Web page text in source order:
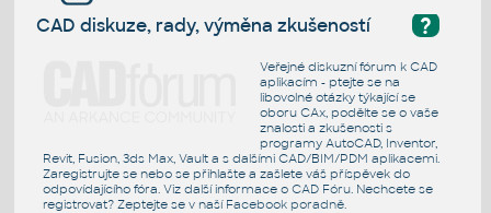
?
CAD diskuze, rady, výměna zkušeností
Veřejné diskuzní fórum k CAD
aplikacím - ptejte se na
libovolné otázky týkající se
oboru CAx, podělte se o vaše
znalosti a zkušenosti s
programy AutoCAD, Inventor,
Revit, Fusion, 3ds Max, Vault a s dalšími CAD/BIM/PDM aplikacemi.
Zaregistrujte se nebo se přihlašte a zašlete váš příspěvek do
odpovídajícího fóra. Viz další informace o CAD Fóru. Nechcete se
registrovat? Zeptejte se v naší Facebook poradně.